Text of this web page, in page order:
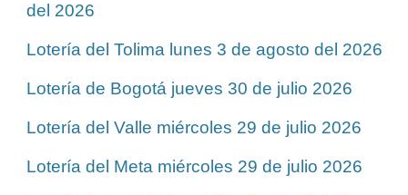
del 2026
Lotería del Tolima lunes 3 de agosto del 2026
Lotería de Bogotá jueves 30 de julio 2026
Lotería del Valle miércoles 29 de julio 2026
Lotería del Meta miércoles 29 de julio 2026